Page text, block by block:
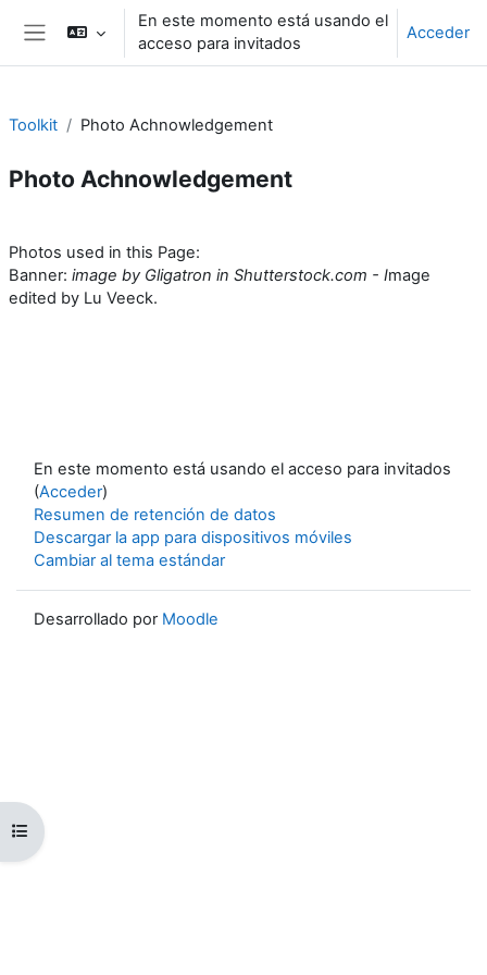
Salta al contenido principal
Panel lateral
En este momento está usando el
acceso para invitados
Acceder
Abrir índice del curso
Toolkit Photo Achnowledgement
Photo Achnowledgement
Photos used in this Page:
Banner: image by Gligatron in Shutterstock.com - Image
edited by Lu Veeck.
En este momento está usando el acceso para invitados
(Acceder)
Resumen de retención de datos
Descargar la app para dispositivos móviles
Cambiar al tema estándar
Desarrollado por Moodle